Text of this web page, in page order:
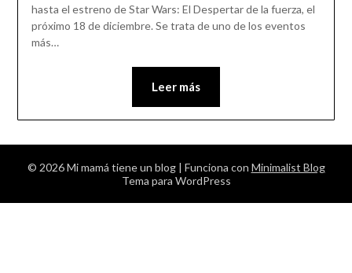
hasta el estreno de Star Wars: El Despertar de la fuerza, el
próximo 18 de diciembre. Se trata de uno de los eventos
más…
Leer más
© 2026 Mi mamá tiene un blog | Funciona con Minimalist Blog
Tema para WordPress